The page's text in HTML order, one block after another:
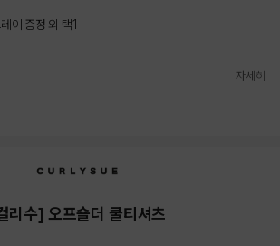
이 증정 외 택1
자세히
리수] 오프숄더 쿨티셔츠